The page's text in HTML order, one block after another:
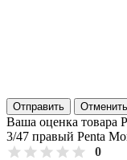
Отправить Отменить
Ваша оценка товара
3/47 правый Penta
0